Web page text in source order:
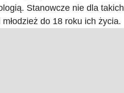
Stanowcze nie dla takich
do 18 roku ich życia.